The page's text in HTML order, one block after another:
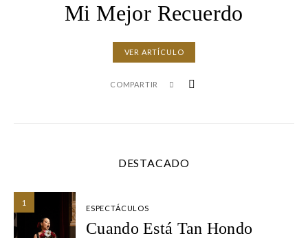
Mi Mejor Recuerdo
VER ARTÍCULO
COMPARTIR
DESTACADO
1
ESPECTÁCULOS
Cuando Está Tan Hondo